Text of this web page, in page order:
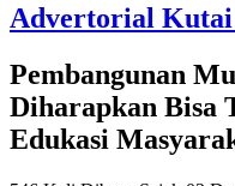
Advertorial
Pembangunan
Diharapkan Bisa
Edukasi